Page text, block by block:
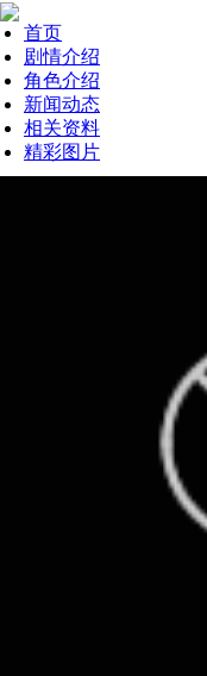
首页
剧情介绍
角色介绍
新闻动态
相关资料
精彩图片